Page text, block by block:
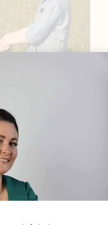
hatékony
gyermekek, a nők és a
és helyreállítása.